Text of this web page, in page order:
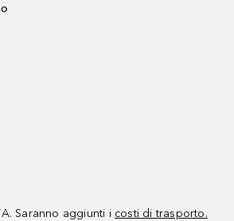
Saranno aggiunti i costi di trasporto.